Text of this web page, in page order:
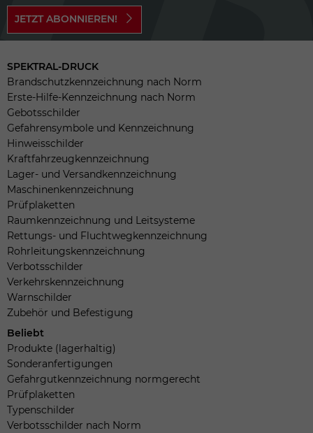
JETZT ABONNIEREN!
SPEKTRAL-DRUCK
Brandschutzkennzeichnung nach Norm
Erste-Hilfe-Kennzeichnung nach Norm
Gebotsschilder
Gefahrensymbole und Kennzeichnung
Hinweisschilder
Kraftfahrzeugkennzeichnung
Lager- und Versandkennzeichnung
Maschinenkennzeichnung
Prüfplaketten
Raumkennzeichnung und Leitsysteme
Rettungs- und Fluchtwegkennzeichnung
Rohrleitungskennzeichnung
Verbotsschilder
Verkehrskennzeichnung
Warnschilder
Zubehör und Befestigung
Beliebt
Produkte (lagerhaltig)
Sonderanfertigungen
Gefahrgutkennzeichnung normgerecht
Prüfplaketten
Typenschilder
Verbotsschilder nach Norm